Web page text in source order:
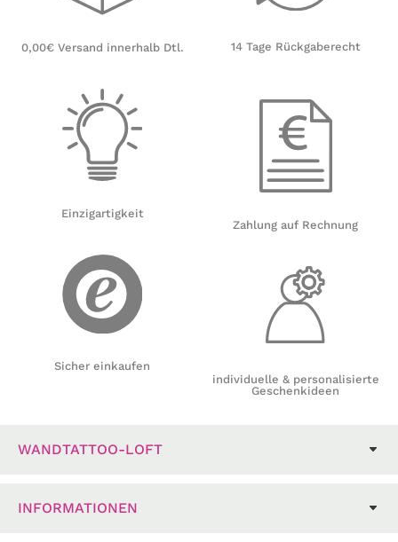
0,00€ Versand innerhalb Dtl.
Einzigartigkeit
Sicher einkaufen
14 Tage Rückgaberecht
Zahlung auf Rechnung
individuelle & personalisierte
Geschenkideen
WANDTATTOO-LOFT
INFORMATIONEN